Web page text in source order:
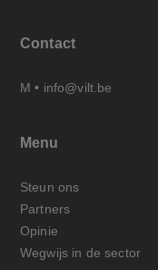
Contact
M • info@vilt.be
Menu
Steun ons
Partners
Opinie
Wegwijs in de sector